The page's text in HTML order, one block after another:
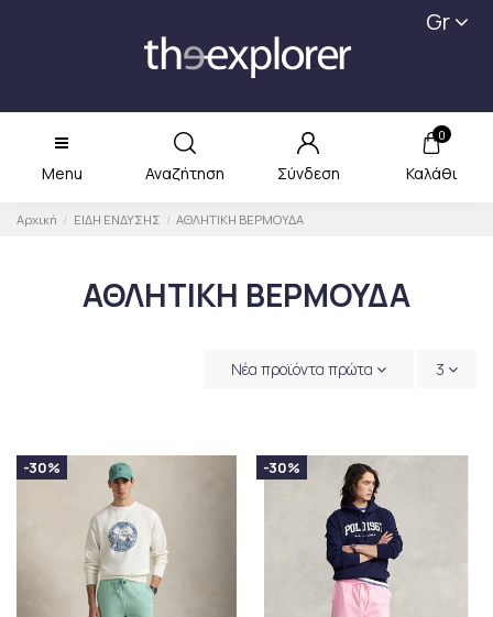
Gr
Menu Αναζήτηση Σύνδεση
0
Καλάθι
Αρχική ΕΙΔΗ ΕΝΔΥΣΗΣ ΑΘΛΗΤΙΚΗ ΒΕΡΜΟΥΔΑ
ΑΘΛΗΤΙΚΗ ΒΕΡΜΟΥΔΑ
Νέα προϊόντα πρώτα 3
-30% -30%